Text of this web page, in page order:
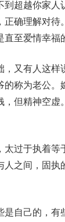
到超越你家
正确理解对
至爱情幸福
，又有人这
的称为老公
，但精神空
太过于执着等
人之间，固
是自己的，有